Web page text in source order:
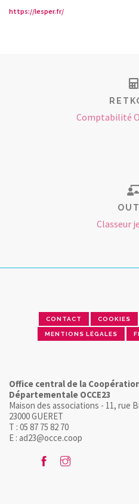
https://lesper.fr/
Comptabilité
Classeur
CONTACT COOKIES
MENTIONS LÉGALES
Office central de la
Départementale OCCE23
Maison des associations - 11, rue
23000 GUERET
T : 05 87 75 82 70
E : ad23@occe.coop